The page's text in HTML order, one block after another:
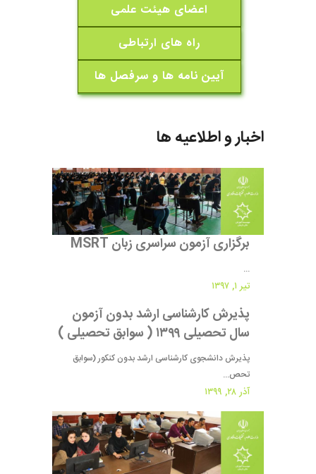
اعضای هیئت علمی
راه های ارتباطی
آیین نامه ها و سرفصل ها
اخبار و اطلاعیه ها
برگزاری آزمون سراسری زبان MSRT
...
تیر ۱, ۱۳۹۷
پذیرش کارشناسی ارشد بدون آزمون
سال تحصیلی ۱۳۹۹ ( سوابق تحصیلی )
پذیرش دانشجوی کارشناسی ارشد بدون کنکور (سوابق
تحص...
آذر ۲۸, ۱۳۹۹